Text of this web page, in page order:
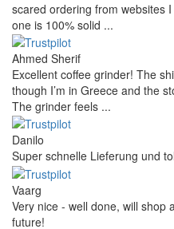
scared ordering from websites
one is 100% solid ...
Ahmed Sherif
Excellent coffee grinder! The
though I’m in Greece and the
The grinder feels ...
Danilo
Super schnelle Lieferung und
Vaarg
Very nice - well done, will shop
future!